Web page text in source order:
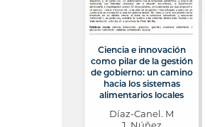
Ciencia e innovación
como pilar de la gestión
de gobierno: un camino
hacia los sistemas
alimentarios locales
Díaz-Canel. M